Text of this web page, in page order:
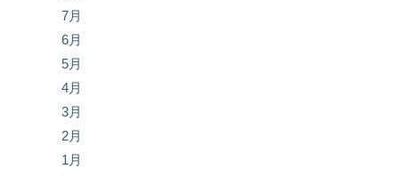
7月
6月
5月
4月
3月
2月
1月